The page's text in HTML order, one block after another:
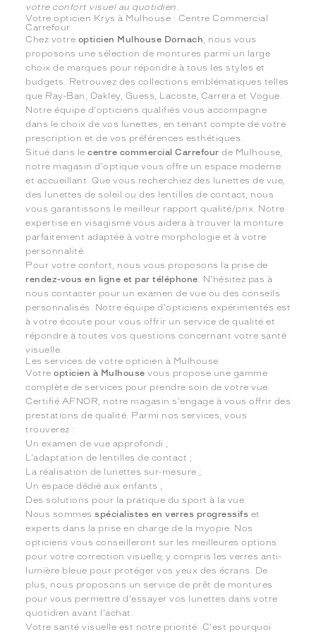
votre confort visuel au quotidien.
Votre opticien Krys à Mulhouse : Centre Commercial
Carrefour
Chez votre opticien Mulhouse Dornach, nous vous
proposons une sélection de montures parmi un large
choix de marques pour répondre à tous les styles et
budgets. Retrouvez des collections emblématiques telles
que Ray-Ban, Oakley, Guess, Lacoste, Carrera et Vogue.
Notre équipe d'opticiens qualifiés vous accompagne
dans le choix de vos lunettes, en tenant compte de votre
prescription et de vos préférences esthétiques.
Situé dans lecentre commercial Carrefour de Mulhouse,
notre magasin d'optique vous offre un espace moderne
et accueillant. Que vous recherchiez des lunettes de vue,
des lunettes de soleil ou des lentilles de contact, nous
vous garantissons le meilleur rapport qualité/prix. Notre
expertise en visagisme vous aidera à trouver la monture
parfaitement adaptée à votre morphologie et à votre
personnalité.
Pour votre confort, nous vous proposons la prise de
rendez-vous en ligne et par téléphone. N'hésitez pas à
nous contacter pour un examen de vue ou des conseils
personnalisés. Notre équipe d'opticiens expérimentés est
à votre écoute pour vous offrir un service de qualité et
répondre à toutes vos questions concernant votre santé
visuelle.
Les services de votre opticien à Mulhouse
Votreopticien à Mulhouse vous propose une gamme
complète de services pour prendre soin de votre vue.
Certifié AFNOR, notre magasin s'engage à vous offrir des
prestations de qualité. Parmi nos services, vous
trouverez :
Un examen de vue approfondi ;
L'adaptation de lentilles de contact ;
La réalisation de lunettes sur-mesure ;
Un espace dédié aux enfants ;
Des solutions pour la pratique du sport à la vue.
Nous sommesspécialistes en verres progressifs et
experts dans la prise en charge de la myopie. Nos
opticiens vous conseilleront sur les meilleures options
pour votre correction visuelle, y compris les verres anti-
lumière bleue pour protéger vos yeux des écrans. De
plus, nous proposons un service de prêt de montures
pour vous permettre d'essayer vos lunettes dans votre
quotidien avant l'achat.
Votre santé visuelle est notre priorité. C'est pourquoi